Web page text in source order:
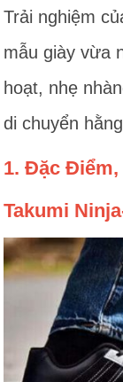
Trải nghiệm
mẫu giày vừa
hoạt, nhẹ
di chuyển
1. Đặc Điểm,
Takumi